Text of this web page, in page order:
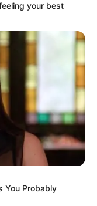
your best
You Probably